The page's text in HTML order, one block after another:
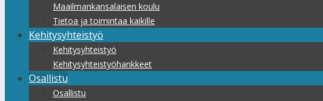
Maailmankansalaisen koulu
Tietoa ja toimintaa kaikille
Kehitysyhteistyö
Kehitysyhteistyö
Kehitysyhteistyöhankkeet
Osallistu
Osallistu